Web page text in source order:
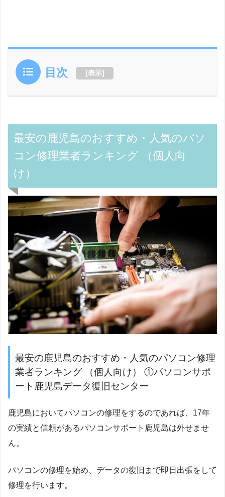
目次 [表示]
最安の鹿児島のおすすめ・人気のパソ
コン修理業者ランキング （個人向
け）
最安の鹿児島のおすすめ・人気のパソコン修理
業者ランキング （個人向け） ①パソコンサポ
ート鹿児島データ復旧センター
鹿児島においてパソコンの修理をするのであれば、17年
の実績と信頼があるパソコンサポート鹿児島は外せませ
ん。
パソコンの修理を始め、データの復旧まで即日出張をして
修理を行います。